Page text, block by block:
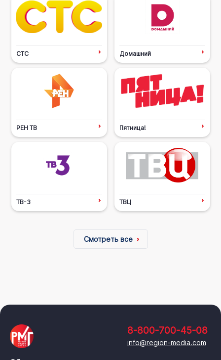
СТС Домашний
РЕН ТВ Пятница!
ТВ-3 ТВЦ
Смотреть все
8-800-700-45-08
info@region-media.com